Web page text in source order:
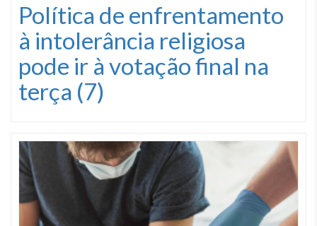
Política de enfrentamento
à intolerância religiosa
pode ir à votação final na
terça (7)